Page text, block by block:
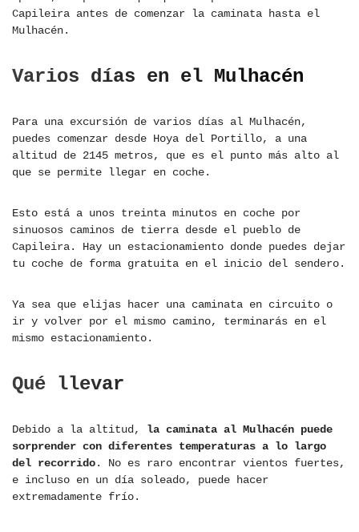
Capileira antes de comenzar la caminata hasta el
Mulhacén.
Varios días en el Mulhacén
Para una excursión de varios días al Mulhacén,
puedes comenzar desde Hoya del Portillo, a una
altitud de 2145 metros, que es el punto más alto al
que se permite llegar en coche.
Esto está a unos treinta minutos en coche por
sinuosos caminos de tierra desde el pueblo de
Capileira. Hay un estacionamiento donde puedes dejar
tu coche de forma gratuita en el inicio del sendero.
Ya sea que elijas hacer una caminata en circuito o
ir y volver por el mismo camino, terminarás en el
mismo estacionamiento.
Qué llevar
Debido a la altitud, la caminata al Mulhacén puede
sorprender con diferentes temperaturas a lo largo
del recorrido. No es raro encontrar vientos fuertes,
e incluso en un día soleado, puede hacer
extremadamente frío.